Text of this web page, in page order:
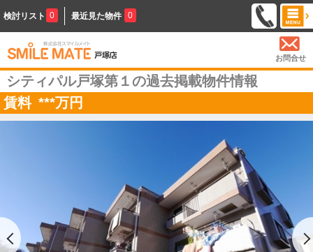
検討リスト 0 最近見た物件 0
お問合せ
シティパル戸塚第１の過去掲載物件情報
賃料 ***万円